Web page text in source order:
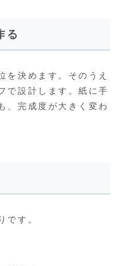
る
を決めます。そのうえ
で設計します。紙に手
、完成度が大きく変わ
です。